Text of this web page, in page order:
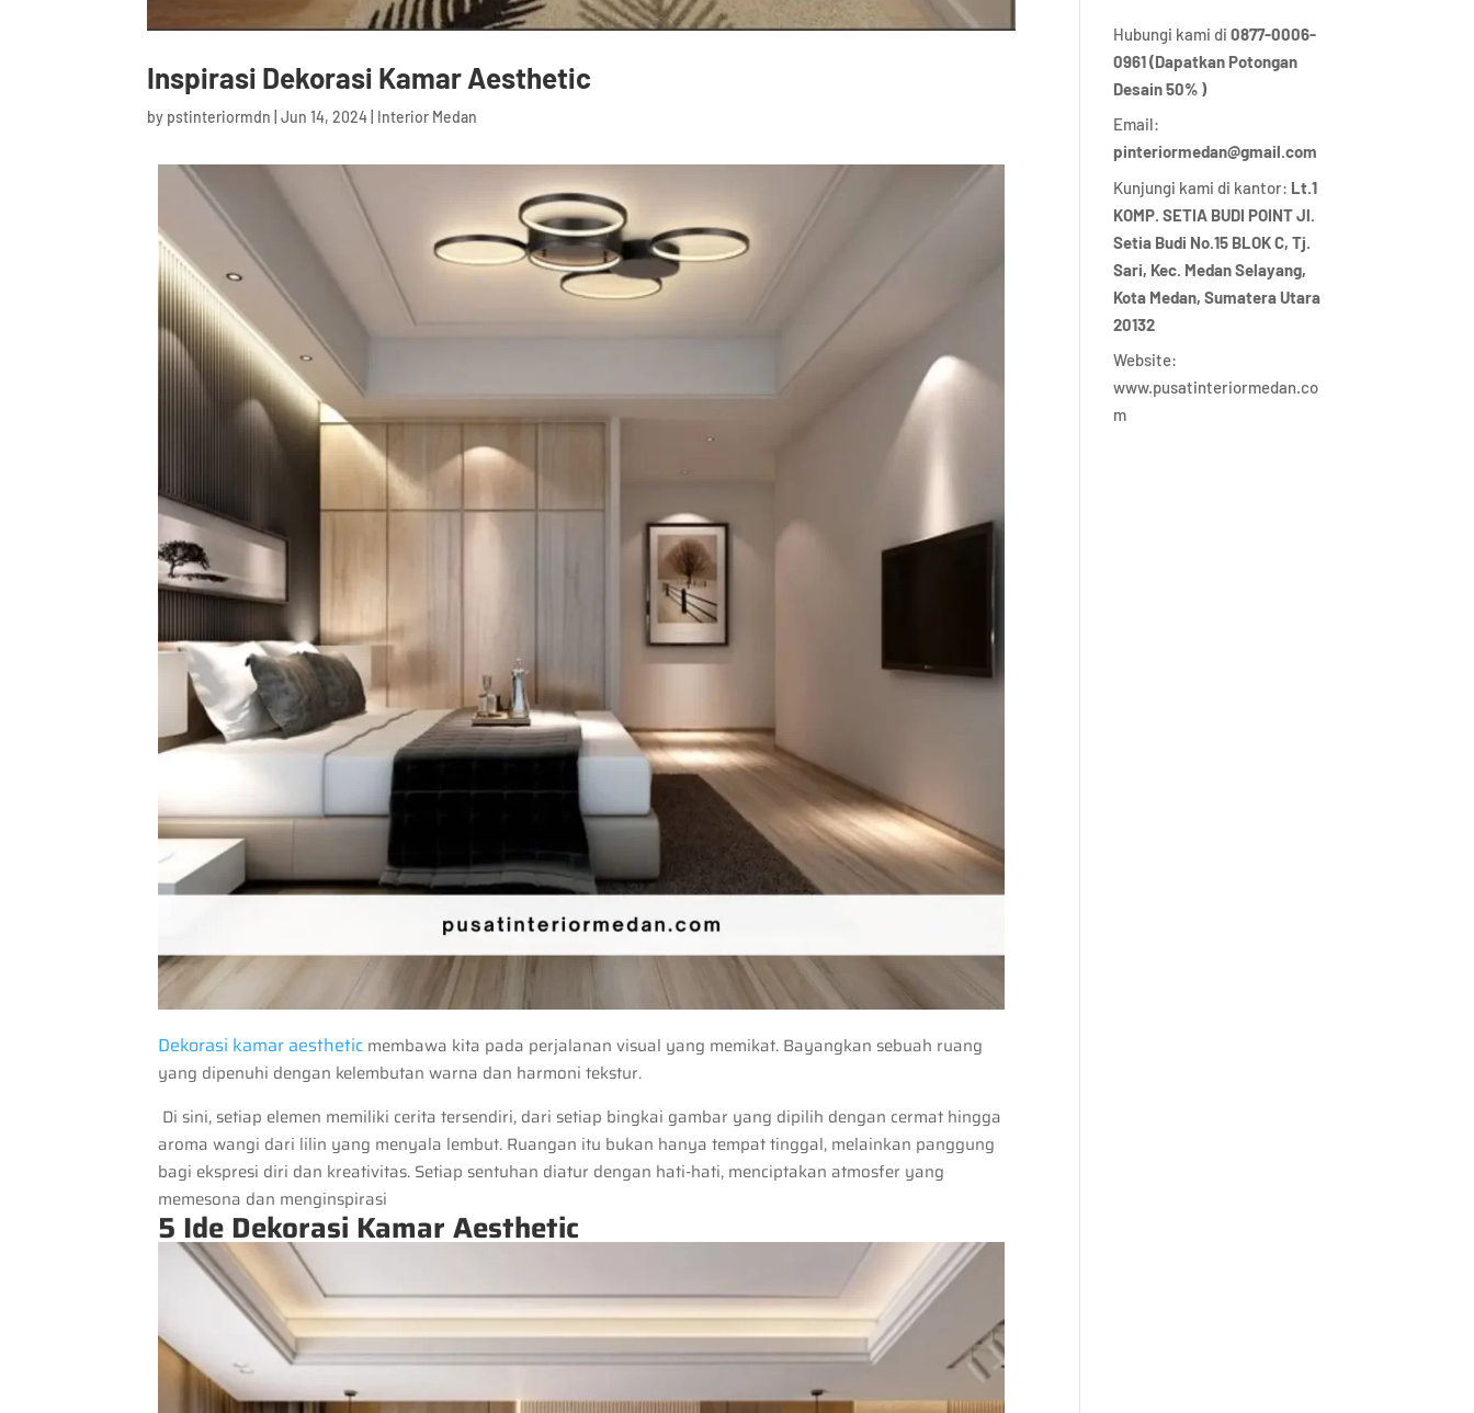
Inspirasi Dekorasi Kamar Aesthetic
by pstinteriormdn |Jun 14, 2024 Interior Medan
Dekorasi kamar aesthetic membawa kita pada perjalanan visual yang memikat. Bayangkan sebuah ruang
yang dipenuhi dengan kelembutan warna dan harmoni tekstur.
Di sini, setiap elemen memiliki cerita tersendiri, dari setiap bingkai gambar yang dipilih dengan cermat hingga
aroma wangi dari lilin yang menyala lembut. Ruangan itu bukan hanya tempat tinggal, melainkan panggung
bagi ekspresi diri dan kreativitas. Setiap sentuhan diatur dengan hati-hati, menciptakan atmosfer yang
memesona dan menginspirasi
5 Ide Dekorasi Kamar Aesthetic
Hubungi kami di0877-0006-
0961 (Dapatkan Potongan
Desain 50% )
Email:
pinteriormedan@gmail.com
Kunjungi kami di kantor: Lt.1
KOMP. SETIA BUDI POINT Jl.
Setia Budi No.15 BLOK C, Tj.
Sari, Kec. Medan Selayang,
Kota Medan, Sumatera Utara
20132
Website:
www.pusatinteriormedan.co
m